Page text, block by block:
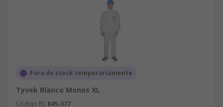
Fora de stock temporariamente
Tyvek Blanco Monos XL
Código RS 845-377